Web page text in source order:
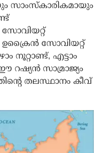
സാംസ്‌കാരികമായും
ഉക്രൈന്‍ സോവിയറ്റ്
നൂറ്റാണ്ട്, എട്ടാം
റഷ്യന്‍ സാമ്രാജ്യം
തലസ്ഥാനം കീവ്